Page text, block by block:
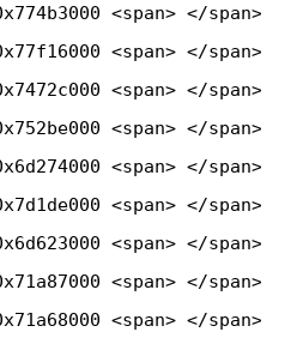
<span> </
<span> </
<span> </
<span> </
<span> </
<span> </
<span> </
<span> </
<span> </